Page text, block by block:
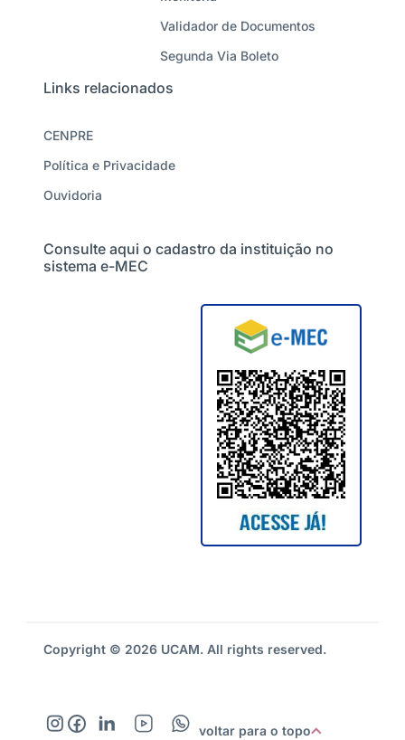
Validador de Documentos
Segunda Via Boleto
Links relacionados
CENPRE
Política e Privacidade
Ouvidoria
Consulte aqui o cadastro da instituição no
sistema e-MEC
Copyright © 2026 UCAM. All rights reserved.
voltar para o topo